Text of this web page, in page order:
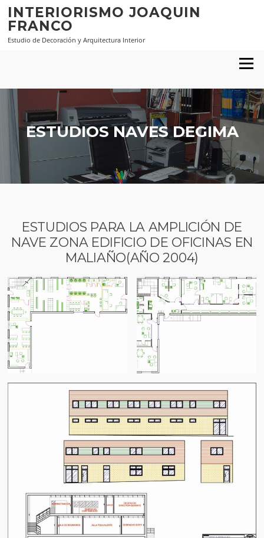
Saltar al contenido
INTERIORISMO JOAQUIN
FRANCO
Estudio de Decoración y Arquitectura Interior
Menú
ESTUDIOS NAVES DEGIMA
ESTUDIOS PARA LA AMPLICIÓN DE
NAVE ZONA EDIFICIO DE OFICINAS EN
MALIAÑO(AÑO 2004)